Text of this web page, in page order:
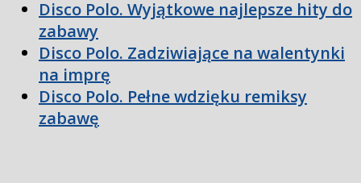
Disco Polo. Wyjątkowe najlepsze hity do
zabawy
Disco Polo. Zadziwiające na walentynki
na imprę
Disco Polo. Pełne wdzięku remiksy
zabawę